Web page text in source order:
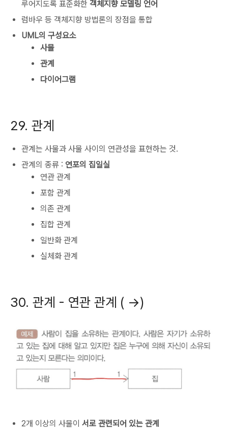
루어지도록 표준화한 객체지향 모델링 언어
럼바우 등 객체지향 방법론의 장점을 통합
UML의 구성요소
사물
관계
다이어그램
29. 관계
관계는 사물과 사물 사이의 연관성을 표현하는 것.
관계의 종류 : 연포의 집일실
연관 관계
포함 관계
의존 관계
집합 관계
일반화 관계
실체화 관계
30. 관계 - 연관 관계 ( ->)
2개 이상의 사물이 서로 관련되어 있는 관계